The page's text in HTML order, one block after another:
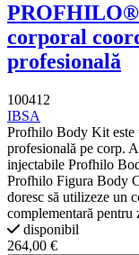
PROFHILO®
corporal
profesională
100412
IBSA
Profhilo Body Kit este
profesională pe corp.
injectabile Profhilo
Profhilo Figura Body
doresc să utilizeze un
complementară pentru
disponibil
264,00 €